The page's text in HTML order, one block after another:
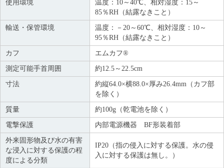
使用環境
温度：10～40℃、相対湿度：15～
85％RH（結露なきこと）
輸送・保管環境
温度：－20～60℃、相対湿度：10～
95％RH（結露なきこと）
カフ エムカフ®
測定可能手首周囲 約12.5～22.5cm
寸法
約縦64.0×横88.0×厚み26.4mm（カフ部
を除く）
質量 約100g（乾電池を除く）
電撃保護 内部電源機器 BF形装着部
外来固形物及び水の有害
な浸入に対する保護の程
度による分類
IP20（指の侵入に対する保護。水の侵
入に対する保護は無し。）